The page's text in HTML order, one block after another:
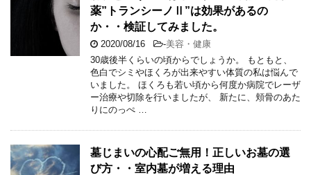
薬”トランシーノⅡ”は効果があるの
か・・検証してみました。
2020/08/16 -美容・健康
30歳後半くらいの頃からでしょうか。 もともと、
色白でシミやほくろが出来やすい体質の私は悩んで
いました。 ほくろも若い頃から何度か病院でレーザ
ー治療や切除を行いましたが、 新たに、頬骨のあた
りにのっぺ …
墓じまいの心配ご無用！正しいお墓の選
び方・・室内墓が増える理由